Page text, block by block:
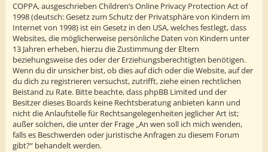
COPPA, ausgeschrieben Children’s Online Privacy Protection Act of
1998 (deutsch: Gesetz zum Schutz der Privatsphäre von Kindern im
Internet von 1998) ist ein Gesetz in den USA, welches festlegt, dass
Websites, die möglicherweise persönliche Daten von Kindern unter
13 Jahren erheben, hierzu die Zustimmung der Eltern
beziehungsweise des oder der Erziehungsberechtigten benötigen.
Wenn du dir unsicher bist, ob dies auf dich oder die Website, auf der
du dich zu registrieren versuchst, zutrifft, ziehe einen rechtlichen
Beistand zu Rate. Bitte beachte, dass phpBB Limited und der
Besitzer dieses Boards keine Rechtsberatung anbieten kann und
nicht die Anlaufstelle für Rechtsangelegenheiten jeglicher Art ist;
außer solchen, die unter der Frage „An wen soll ich mich wenden,
falls es Beschwerden oder juristische Anfragen zu diesem Forum
gibt?“ behandelt werden.